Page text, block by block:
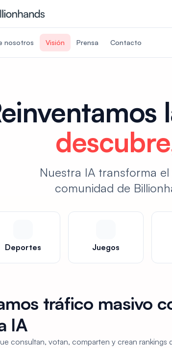
nosotros Visión Prensa Contacto
Nuestra IA transforma
comunidad de
de rankings
Deportes Juegos
tráfico masivo
IA
consultan, votan, comparten y crean rankings